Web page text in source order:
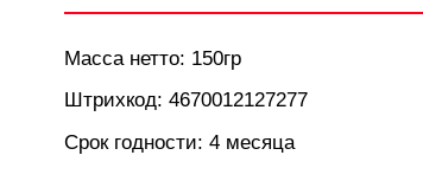
Масса нетто: 150гр
Штрихкод: 4670012127277
Срок годности: 4 месяца